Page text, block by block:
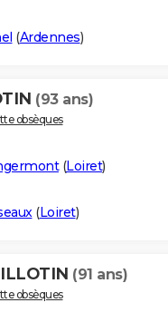
(Ardennes)
(93 ans)
obsèques
(Loiret)
(Loiret)
(91 ans)
obsèques